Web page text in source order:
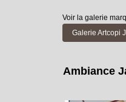
Voir la galerie
Galerie Artcopi
Ambiance